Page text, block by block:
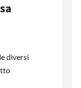
diversi